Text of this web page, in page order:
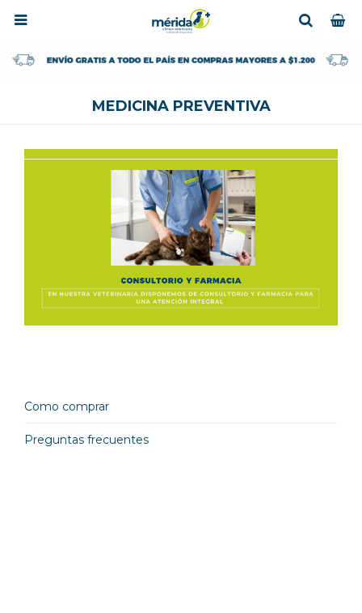

MEDICINA PREVENTIVA
Como comprar
Preguntas frecuentes